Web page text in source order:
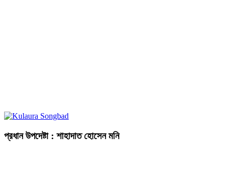
প্রধান উপদেষ্টা : শাহাদাত হোসেন মনি